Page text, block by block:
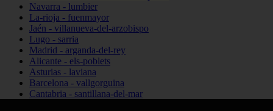
Navarra - lumbier
La-rioja - fuenmayor
Jaén - villanueva-del-arzobispo
Lugo - sarria
Madrid - arganda-del-rey
Alicante - els-poblets
Asturias - laviana
Barcelona - vallgorguina
Cantabria - santillana-del-mar